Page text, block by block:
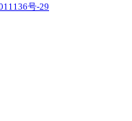
号-29